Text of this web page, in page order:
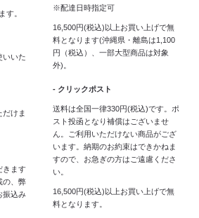
す。
いいた
けま
きます
の、弊
振込み
※配達日時指定可
16,500円(税込)以上お買い上げで無
料となります(沖縄県・離島は1,100
円（税込）、一部大型商品は対象
外)。
- クリックポスト
送料は全国一律330円(税込)です。ポ
スト投函となり補償はございませ
ん。ご利用いただけない商品がござ
います。納期のお約束はできかねま
すので、お急ぎの方はご遠慮くださ
い。
16,500円(税込)以上お買い上げで無
料となります。